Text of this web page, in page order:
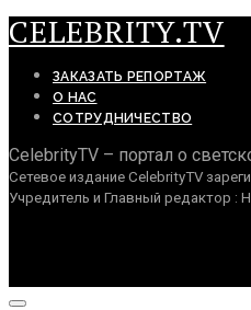
CELEBRITY.TV
ЗАКАЗАТЬ РЕПОРТАЖ
О НАС
СОТРУДНИЧЕСТВО
CelebrityTV – портал о
Сетевое издание CelebrityTV
Учредитель и Главный редактор :